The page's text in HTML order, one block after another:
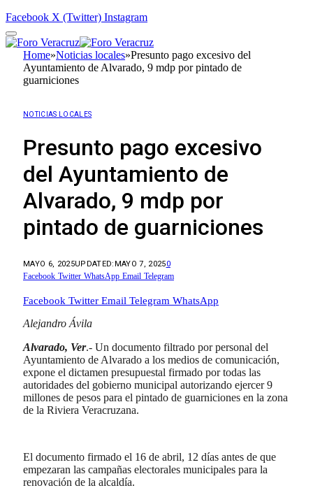
Facebook X (Twitter) Instagram
Home»Noticias locales»Presunto pago excesivo del
Ayuntamiento de Alvarado, 9 mdp por pintado de
guarniciones
NOTICIAS LOCALES
Presunto pago excesivo
del Ayuntamiento de
Alvarado, 9 mdp por
pintado de guarniciones
MAYO 6, 2025UPDATED: MAYO 7, 20250
Facebook Twitter WhatsApp Email Telegram
Facebook Twitter Email Telegram WhatsApp
Alejandro Ávila
Alvarado, Ver.- Un documento filtrado por personal del
Ayuntamiento de Alvarado a los medios de comunicación,
expone el dictamen presupuestal firmado por todas las
autoridades del gobierno municipal autorizando ejercer 9
millones de pesos para el pintado de guarniciones en la zona
de la Riviera Veracruzana.
El documento firmado el 16 de abril, 12 días antes de que
empezaran las campañas electorales municipales para la
renovación de la alcaldía.